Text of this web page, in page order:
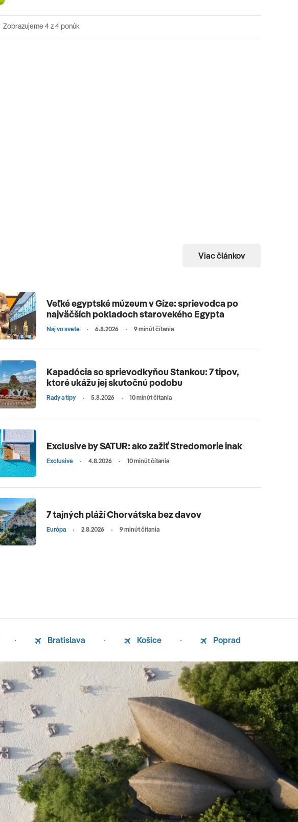
Zobrazujeme 4z 4 ponúk
Viac článkov
Veľké egyptské múzeum v Gíze: sprievodca po
najväčších pokladoch starovekého Egypta
Naj vo svete 6.8.2026 9 minút čítania
Kapadócia so sprievodkyňou Stankou: 7 tipov,
ktoré ukážu jej skutočnú podobu
Rady a tipy 5.8.2026 10 minút čítania
Exclusive by SATUR: ako zažiť Stredomorie inak
Exclusive 4.8.2026 10 minút čítania
7 tajných pláží Chorvátska bez davov
Európa 2.8.2026 9 minút čítania
Bratislava Košice Poprad